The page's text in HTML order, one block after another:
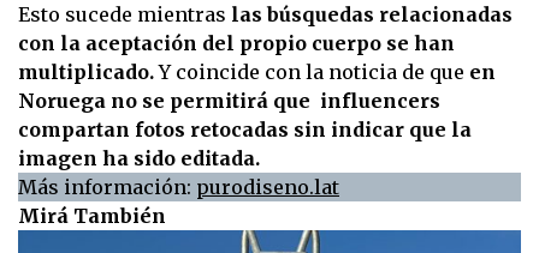
Esto sucede mientras las búsquedas relacionadas
con la aceptación del propio cuerpo se han
multiplicado.Y coincide con la noticia de que en
Noruega no se permitirá que influencers
compartan fotos retocadas sin indicar que la
imagen ha sido editada.
Más información: purodiseno.lat
Mirá También